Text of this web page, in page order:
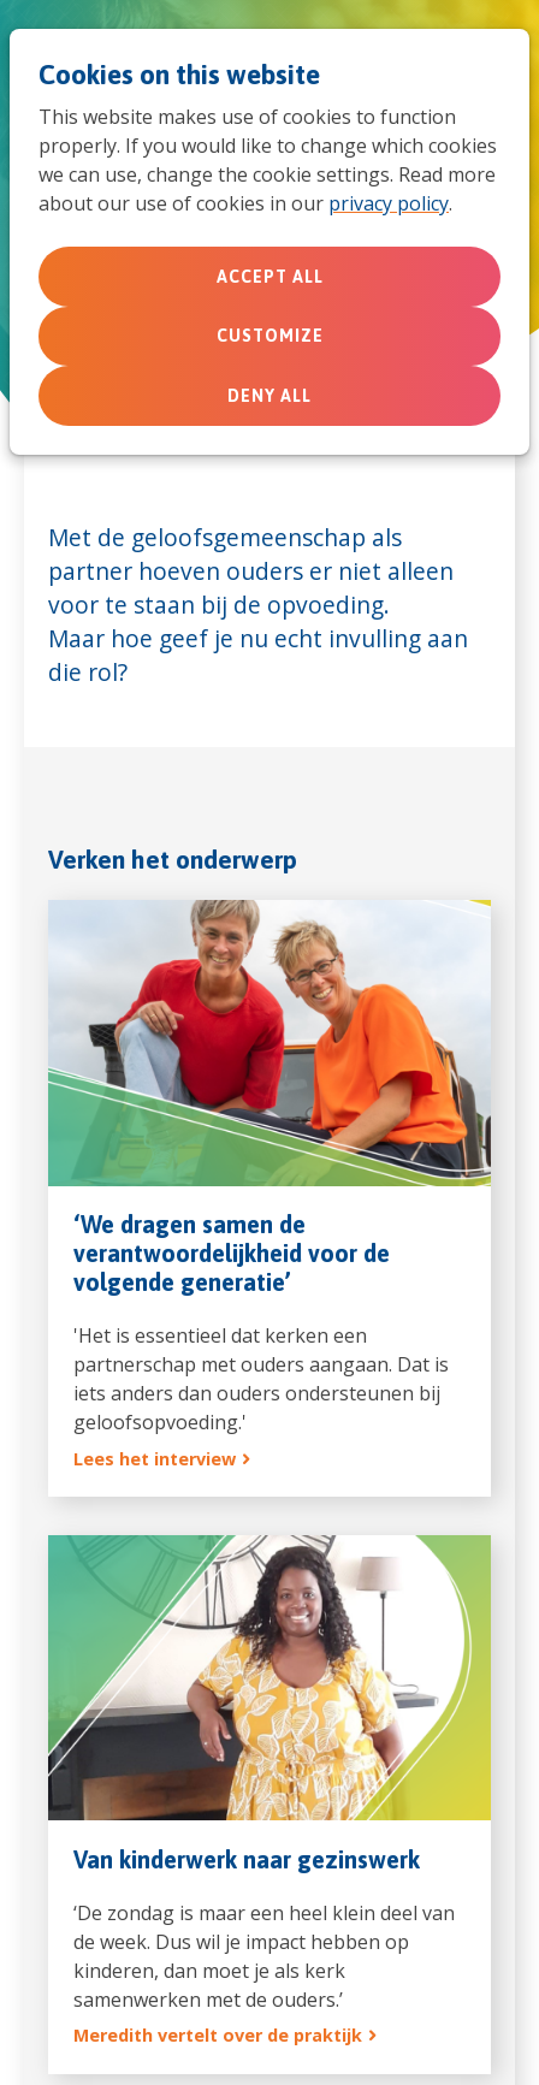
Cookies on this website
This website makes use of cookies to function
properly. If you would like to change which cookies
we can use, change the cookie settings. Read more
about our use of cookies in our privacy policy.
ACCEPT ALL
CUSTOMIZE
DENY ALL
Kinderen opvoeden in geloof
doen we samen
Met de geloofsgemeenschap als
partner hoeven ouders er niet alleen
voor te staan bij de opvoeding.
Maar hoe geef je nu echt invulling aan
die rol?
Verken het onderwerp
‘We dragen samen de
verantwoordelijkheid voor de
volgende generatie’
'Het is essentieel dat kerken een
partnerschap met ouders aangaan. Dat is
iets anders dan ouders ondersteunen bij
geloofsopvoeding.'
Lees het interview
Van kinderwerk naar gezinswerk
‘De zondag is maar een heel klein deel van
de week. Dus wil je impact hebben op
kinderen, dan moet je als kerk
samenwerken met de ouders.’
Meredith vertelt over de praktijk